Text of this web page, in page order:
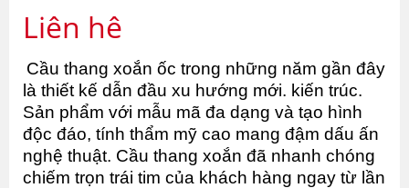
Liên hệ
Cầu thang xoắn ốc trong những năm gần đây
là thiết kế dẫn đầu xu hướng mới. kiến trúc.
Sản phẩm với mẫu mã đa dạng và tạo hình
độc đáo, tính thẩm mỹ cao mang đậm dấu ấn
nghệ thuật. Cầu thang xoắn đã nhanh chóng
chiếm trọn trái tim của khách hàng ngay từ lần